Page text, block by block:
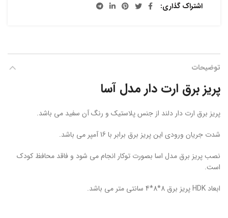
اشتراک گذاری
توضیحات
پریز برق ارت دار مدل آسا
پریز برق ارت دار دلند از جنس پلاستیک و رنگ آن سفید می باشد.
شدت جریان ورودی این پریز برق برابر با 16 آمپر می باشد.
نصب پریز برق مدل اسا بصورت توکار انجام می شود و فاقد محافظ کودک
است.
ابعاد HDK پریز برق 8*8*4 سانتی متر می باشد.